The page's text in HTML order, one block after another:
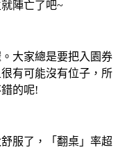
陣亡了吧~
大家總是要把入園券
有可能沒有位子，所
的呢!
服了，「翻桌」率超